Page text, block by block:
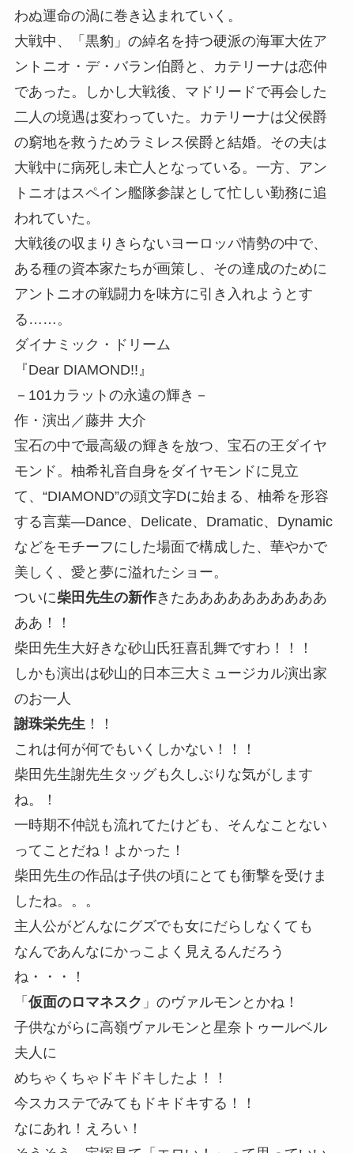
わぬ運命の渦に巻き込まれていく。
大戦中、「黒豹」の綽名を持つ硬派の海軍大佐ア
ントニオ・デ・バラン伯爵と、カテリーナは恋仲
であった。しかし大戦後、マドリードで再会した
二人の境遇は変わっていた。カテリーナは父侯爵
の窮地を救うためラミレス侯爵と結婚。その夫は
大戦中に病死し未亡人となっている。一方、アン
トニオはスペイン艦隊参謀として忙しい勤務に追
われていた。
大戦後の収まりきらないヨーロッパ情勢の中で、
ある種の資本家たちが画策し、その達成のために
アントニオの戦闘力を味方に引き入れようとす
る……。
ダイナミック・ドリーム
『Dear DIAMOND!!』
－101カラットの永遠の輝き－
作・演出／藤井 大介
宝石の中で最高級の輝きを放つ、宝石の王ダイヤ
モンド。柚希礼音自身をダイヤモンドに見立
て、“DIAMOND”の頭文字Dに始まる、柚希を形容
する言葉―Dance、Delicate、Dramatic、Dynamic
などをモチーフにした場面で構成した、華やかで
美しく、愛と夢に溢れたショー。
ついに柴田先生の新作きたああああああああああ
ああ！！
柴田先生大好きな砂山氏狂喜乱舞ですわ！！！
しかも演出は砂山的日本三大ミュージカル演出家
のお一人
謝珠栄先生！！
これは何が何でもいくしかない！！！
柴田先生謝先生タッグも久しぶりな気がします
ね。！
一時期不仲説も流れてたけども、そんなことない
ってことだね！よかった！
柴田先生の作品は子供の頃にとても衝撃を受けま
したね。。。
主人公がどんなにグズでも女にだらしなくても
なんであんなにかっこよく見えるんだろう
ね・・・！
「 仮面のロマネスク 」のヴァルモンとかね！
子供ながらに高嶺ヴァルモンと星奈トゥールベル
夫人に
めちゃくちゃドキドキしたよ！！
今スカステでみてもドキドキする！！
なにあれ！えろい！